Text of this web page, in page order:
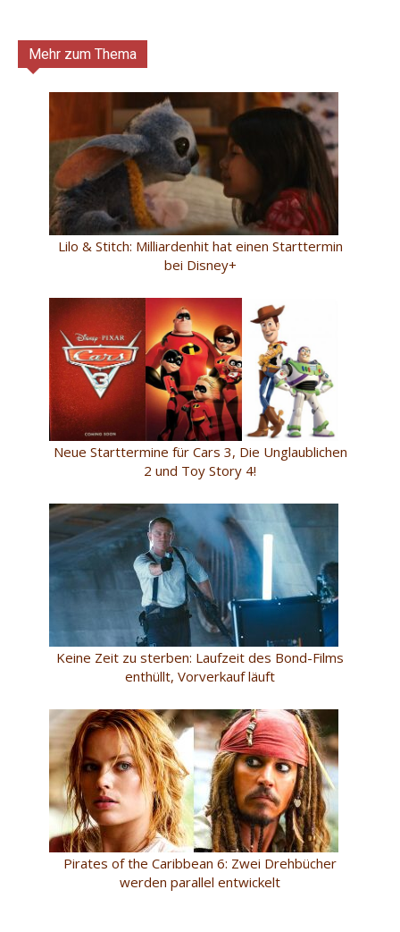
Mehr zum Thema
Lilo & Stitch: Milliardenhit hat einen Starttermin
bei Disney+
Neue Starttermine für Cars 3, Die Unglaublichen
2 und Toy Story 4!
Keine Zeit zu sterben: Laufzeit des Bond-Films
enthüllt, Vorverkauf läuft
Pirates of the Caribbean 6: Zwei Drehbücher
werden parallel entwickelt